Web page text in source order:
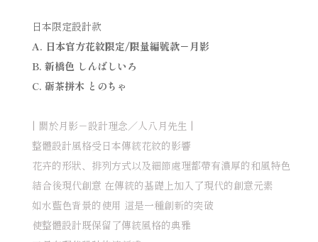
日本限定設計款
A. 日本官方花紋限定/限量編號款－月影
B. 新橋色 しんばしいろ
C. 砺茶拼木 とのちゃ
| 關於月影－設計理念／人八月先生 |
整體設計風格受日本傳統花紋的影響
花卉的形狀、排列方式以及細節處理都帶有濃厚的和風特色
結合後現代創意 在傳統的基礎上加入了現代的創意元素
如水藍色背景的使用 這是一種創新的突破
使整體設計既保留了傳統風格的典雅